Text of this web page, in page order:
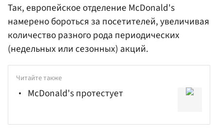
Так, европейское отделение McDonald's
намерено бороться за посетителей, увеличивая
количество разного рода периодических
(недельных или сезонных) акций.
Читайте также
McDonald's протестует